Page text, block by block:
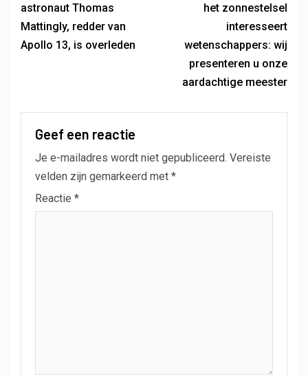
astronaut Thomas
Mattingly, redder van
Apollo 13, is overleden
het zonnestelsel
interesseert
wetenschappers: wij
presenteren u onze
aardachtige meester
Geef een reactie
Je e-mailadres wordt niet gepubliceerd. Vereiste
velden zijn gemarkeerd met *
Reactie *